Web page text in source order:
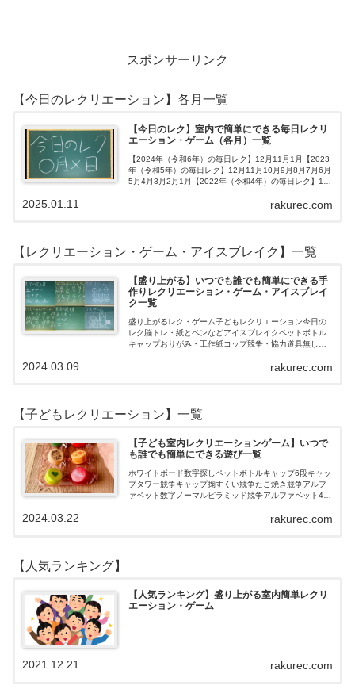
スポンサーリンク
【今日のレクリエーション】各月一覧
【今日のレク】室内で簡単にできる毎日レクリ
エーション・ゲーム（各月）一覧
【2024年（令和6年）の毎日レク】12月11月1月【2023
年（令和5年）の毎日レク】12月11月10月9月8月7月6月
5月4月3月2月1月【2022年（令和4年）の毎日レク】12
rakurec.com
2025.01.11
【レクリエーション・ゲーム・アイスブレイク】一覧
【盛り上がる】いつでも誰でも簡単にできる手
作りレクリエーション・ゲーム・アイスブレイ
ク一覧
盛り上がるレク・ゲーム子どもレクリエーション今日の
レク脳トレ・紙とペンなどアイスブレイクペットボトル
キャップおりがみ・工作紙コップ競争・協力道具無し・
ロおはじき体操スライム脳トレ無料素材Yo…rakurec.com
2024.03.09
【子どもレクリエーション】一覧
【子ども室内レクリエーションゲーム】いつで
も誰でも簡単にできる遊び一覧
ホワイトボード数字探しペットボトルキャップ6段キャッ
プタワー競争キャップ掬すくい競争たこ焼き競争アルフ
ァベット数字ノーマルピラミッド競争アルファベット4段
rakurec.com
2024.03.22
【人気ランキング】
【人気ランキング】盛り上がる室内簡単レクリ
エーション・ゲーム
rakurec.com
2021.12.21